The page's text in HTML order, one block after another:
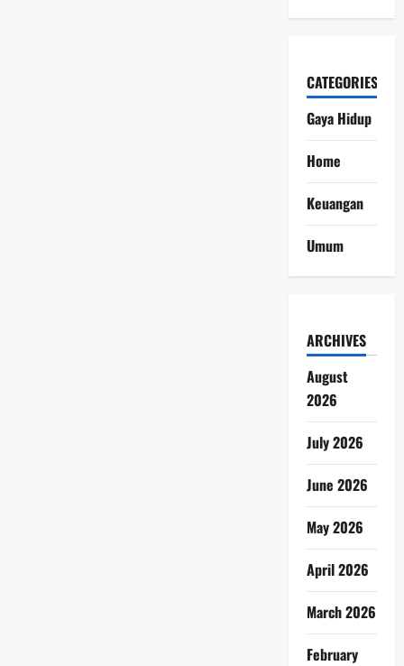
CATEGORIES
Gaya Hidup
Home
Keuangan
Umum
ARCHIVES
August
2026
July 2026
June 2026
May 2026
April 2026
March 2026
February